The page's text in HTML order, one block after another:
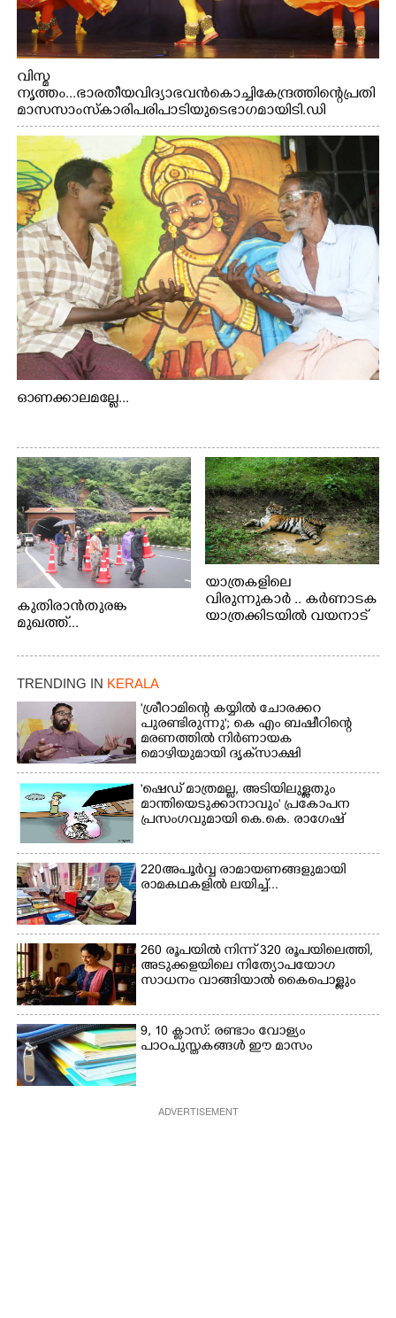
വിസ്മ
നൃത്തം...ഭാരതീയ വിദ്യാഭവൻ കൊച്ചി കേന്ദ്രത്തിന്റെ പ്രതി
മാസ സാംസ്കാരി പരിപാടിയുടെ ഭാഗമായി ടി.ഡി
റോഡിലെ ഭാരതീയ വിദ്യാഭവൻ സർദാർ പട്ടേൽ
സഭാഗൃഹത്തിൽ പ്രശസ്ത കഥക് നർത്തകി എം.
അക്ഷത അവതരിപ്പിച്ച ലയ നമൻ കഥകിൽ നിന്ന്
ഓണക്കാലമല്ലേ...
കുതിരാൻതുരങ്ക
മുഖത്ത്...
യാത്രകളിലെ
വിരുന്നുകാർ .. കർണാടക
യാത്രക്കിടയിൽ വയനാട്
TRENDING IN KERALA
'ശ്രീറാമിന്റെ കയ്യിൽ ചോരക്കറ
പുരണ്ടിരുന്നു'; കെ എം ബഷീറിന്റെ
മരണത്തിൽ നിർണായക
മൊഴിയുമായി ദൃക്‌സാക്ഷി
'ഷെഡ് മാത്രമല്ല, അടിയിലുള്ളതും
മാന്തിയെടുക്കാനാവും' പ്രകോപന
പ്രസംഗവുമായി കെ.കെ. രാഗേഷ്
220 അപൂർവ്വ രാമായണങ്ങളുമായി
രാമകഥകളിൽ ലയിച്ച്...
260 രൂപയിൽ നിന്ന് 320 രൂപയിലെത്തി,
അടുക്കളയിലെ നിത്യോപയോഗ
സാധനം വാങ്ങിയാൽ കൈപൊള്ളും
9, 10 ക്ലാസ്: രണ്ടാം വോള്യം
പാഠപുസ്തകങ്ങൾ ഈ മാസം
ADVERTISEMENT